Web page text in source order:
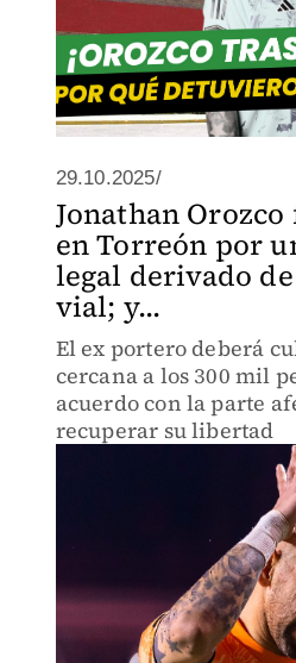
29.10.2025/
Jonathan
en Torreón por
legal derivado
vial; y...
El ex portero deberá
cercana a los 300 mil
acuerdo con la parte
recuperar su libertad